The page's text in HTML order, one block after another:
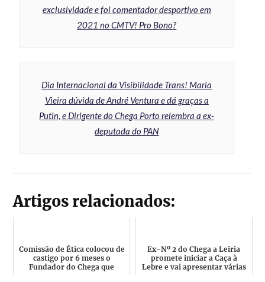
exclusividade e foi comentador desportivo em
2021 no CMTV! Pro Bono?
Dia Internacional da Visibilidade Trans! Maria
Vieira dúvida de André Ventura e dá graças a
Putin, e Dirigente do Chega Porto relembra a ex-
deputada do PAN
Artigos relacionados:
Comissão de Ética colocou de
castigo por 6 meses o
Fundador do Chega que
Ex-Nº 2 do Chega a Leiria
promete iniciar a Caça à
Lebre e vai apresentar várias